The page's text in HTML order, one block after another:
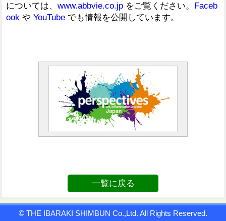
については、 www.abbvie.co.jp をご覧ください。 Faceb
ook や YouTube でも情報を公開しています。
一覧に戻る
© THE IBARAKI SHIMBUN Co.,Ltd. All Rights Reserved.